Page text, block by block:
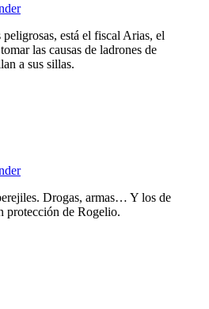
peligrosas, está el fiscal Arias, el
las causas de ladrones de
a sus sillas.
Drogas, armas… Y los de
protección de Rogelio.